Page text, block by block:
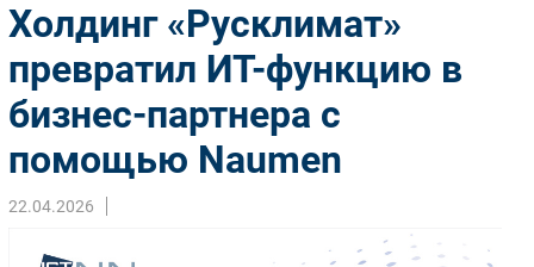
Импорто­замещение
Автоматизация Промышленности
Интернет
Мобильная связь
Фиксированная связь
Интеграция
Холдинг «Русклимат»
превратил ИТ-функцию в
бизнес-партнера с
помощью Naumen
22.04.2026